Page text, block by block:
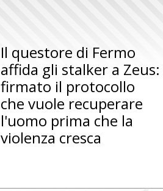
Il questore di Fermo
affida gli stalker a Zeus:
firmato il protocollo
che vuole recuperare
l'uomo prima che la
violenza cresca